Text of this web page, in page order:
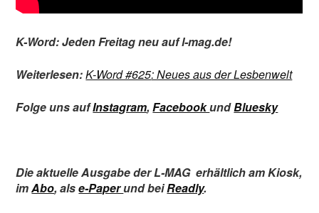
K-Word: Jeden Freitag neu auf l-mag.de!
Weiterlesen:K-Word #625: Neues aus der Lesbenwelt
Folge uns aufInstagram,FacebookundBluesky
Die aktuelle Ausgabe der L-MAG erhältlich am Kiosk,
imAbo,alse-Paperund beiReadly.